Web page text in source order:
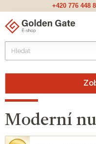
+420 776 448
Moderní